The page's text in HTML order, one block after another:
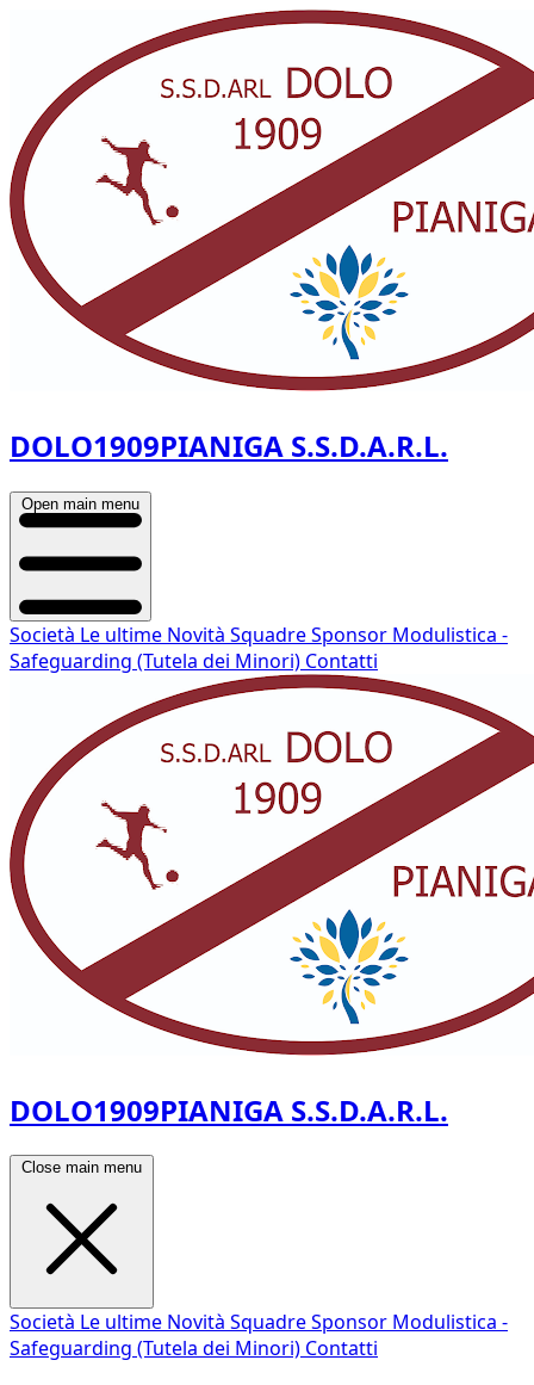
DOLO1909PIANIGA S.S.D.A.R.L.
Open main menu
Società Le ultime Novità SquadreSponsor Modulistica -
Safeguarding (Tutela dei Minori) Contatti
DOLO1909PIANIGA S.S.D.A.R.L.
Close main menu
Società Le ultime Novità SquadreSponsor Modulistica -
Safeguarding (Tutela dei Minori) Contatti